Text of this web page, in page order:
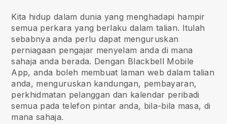
Kita hidup dalam dunia yang menghadapi hampir
semua perkara yang berlaku dalam talian. Itulah
sebabnya anda perlu dapat menguruskan
perniagaan pengajar menyelam anda di mana
sahaja anda berada. Dengan Blackbell Mobile
App, anda boleh membuat laman web dalam talian
anda, menguruskan kandungan, pembayaran,
perkhidmatan pelanggan dan kalendar peribadi
semua pada telefon pintar anda, bila-bila masa, di
mana sahaja.